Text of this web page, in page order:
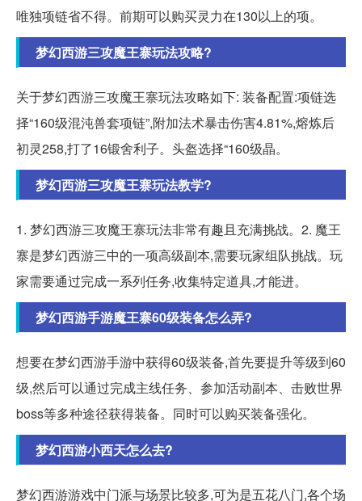
唯独项链省不得。前期可以购买灵力在130以上的项。
梦幻西游三攻魔王寨玩法攻略?
关于梦幻西游三攻魔王寨玩法攻略如下: 装备配置:项链选
择“160级混沌兽套项链”,附加法术暴击伤害4.81%,熔炼后
初灵258,打了16锻舍利子。头盔选择“160级晶。
梦幻西游三攻魔王寨玩法教学?
1. 梦幻西游三攻魔王寨玩法非常有趣且充满挑战。2. 魔王
寨是梦幻西游三中的一项高级副本,需要玩家组队挑战。玩
家需要通过完成一系列任务,收集特定道具,才能进。
梦幻西游手游魔王寨60级装备怎么弄?
想要在梦幻西游手游中获得60级装备,首先要提升等级到60
级,然后可以通过完成主线任务、参加活动副本、击败世界
boss等多种途径获得装备。同时可以购买装备强化。
梦幻西游小西天怎么去?
梦幻西游游戏中门派与场景比较多,可为是五花八门,各个场